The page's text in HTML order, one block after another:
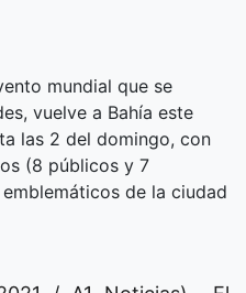
mundial que se
vuelve a Bahía este
las 2 del domingo, con
(8 públicos y 7
de la ciudad